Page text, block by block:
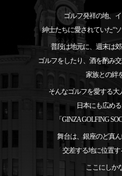
ゴルフ発祥の地、
紳士たちに愛されていた“
普段は地元に、週末は
ゴルフをしたり、酒を酌み
家族との絆
そんなゴルフを愛する大
日本にも広める
「GINZA GOLFING
舞台は、銀座のど真
交差する地に位置す
ここにしか